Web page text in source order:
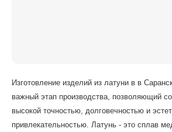
Изготовление изделий из латуни в в
важный этап производства, позволяющий
высокой точностью, долговечностью и
привлекательностью. Латунь - это сплав